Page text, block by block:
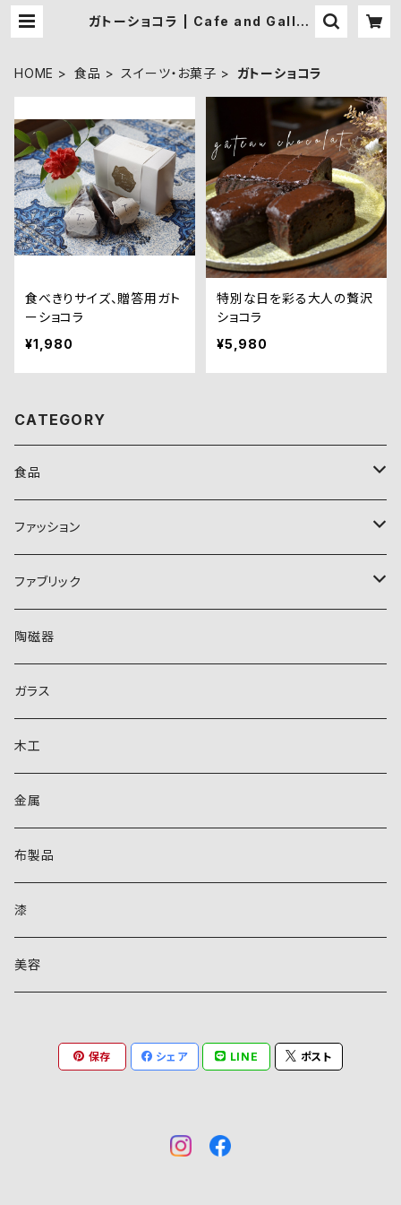
ガトーショコラ | Cafe and Galler
HOME 食品 スイーツ・お菓子 ガトーショコラ
食べきりサイズ、贈答用ガト
ーショコラ
¥1,980
特別な日を彩る大人の贅沢
ショコラ
¥5,980
CATEGORY
食品
スイーツ・お菓子
ガトーショコラ
米
くだもの
清涼飲料水
ファッション
アクセサリー
パール
イヤーカフ
バッグ
ファブリック
ギャッペ
更沙（サラサ）
陶磁器
ガラス
木工
金属
布製品
漆
美容
保存 シェア LINE ポスト